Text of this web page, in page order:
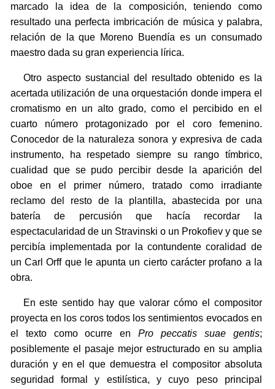
marcado la idea de la composición, teniendo como
resultado una perfecta imbricación de música y palabra,
relación de la que Moreno Buendía es un consumado
maestro dada su gran experiencia lírica.
Otro aspecto sustancial del resultado obtenido es la
acertada utilización de una orquestación donde impera el
cromatismo en un alto grado, como el percibido en el
cuarto número protagonizado por el coro femenino.
Conocedor de la naturaleza sonora y expresiva de cada
instrumento, ha respetado siempre su rango tímbrico,
cualidad que se pudo percibir desde la aparición del
oboe en el primer número, tratado como irradiante
reclamo del resto de la plantilla, abastecida por una
batería de percusión que hacía recordar la
espectacularidad de un Stravinski o un Prokofiev y que se
percibía implementada por la contundente coralidad de
un Carl Orff que le apunta un cierto carácter profano a la
obra.
En este sentido hay que valorar cómo el compositor
proyecta en los coros todos los sentimientos evocados en
el texto como ocurre enPro peccatis suae gentis;
posiblemente el pasaje mejor estructurado en su amplia
duración y en el que demuestra el compositor absoluta
seguridad formal y estilística, y cuyo peso principal